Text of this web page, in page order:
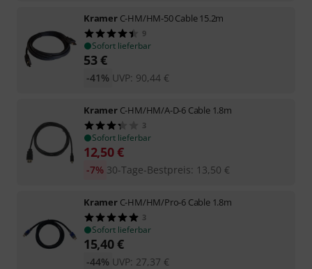
Kramer C-HM/HM-50 Cable 15.2m
9
Sofort lieferbar
53€
UVP: 90,44 €
-41%
Kramer C-HM/HM/A-D-6 Cable 1.8m
3
Sofort lieferbar
12,50€
30-Tage-Bestpreis: 13,50 €
-7%
Kramer C-HM/HM/Pro-6 Cable 1.8m
3
Sofort lieferbar
15,40€
UVP: 27,37 €
-44%